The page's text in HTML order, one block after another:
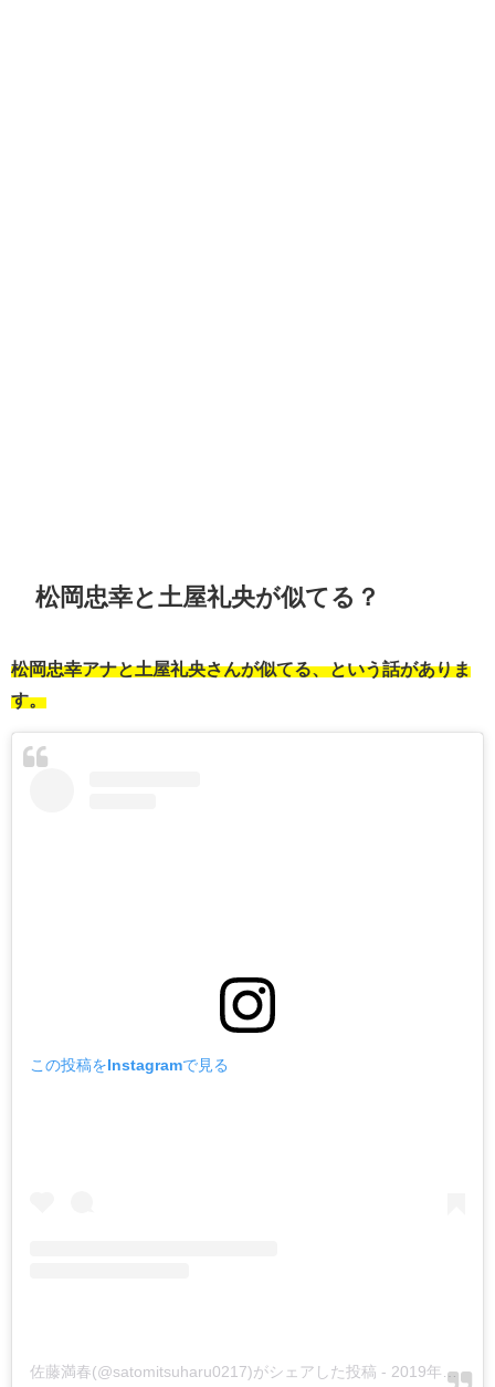
松岡忠幸と土屋礼央が似てる？
松岡忠幸アナと土屋礼央さんが似てる、という話がありま
す。
この投稿をInstagramで見る
佐藤満春(@satomitsuharu0217)がシェアした投稿 - 2019年11月月18日午前6時54分PST